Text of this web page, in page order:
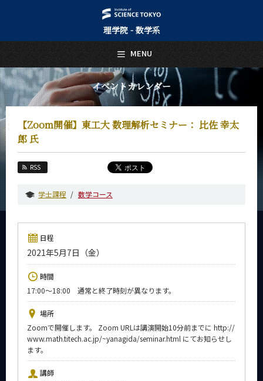
理学院 - 数学系
イベントカレンダー
【Zoom開催】東工大 数理解析セミナー： 比佐 幸太
郎 氏
RSS
学士課程 数学コース
日程
2021年5月7日（金）
時間
17:00～18:00 通常と終了時刻が異なります。
場所
Zoomで開催します。 Zoom URLは講演開始10分前までに http://
www.math.titech.ac.jp/~yanagida/seminar.html にてお知らせし
ます。
講師
MENU
日本語 English
トップページ
Top Page
数学系について
About Us
教育
Education
教員・研究室
Faculty and Laboratories
未来
Admissions
数学系 News
News
イベントカレンダー
Event Calendar
今後のイベント
今後の課程別イベント
年別アーカイブ